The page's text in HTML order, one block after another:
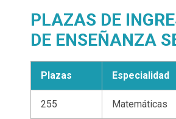
PLAZAS DE
DE ENSEÑANZA
Plazas Especialidad
255 Matemáticas